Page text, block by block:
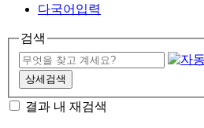
다국어입력
검색
상세검색
결과 내 재검색